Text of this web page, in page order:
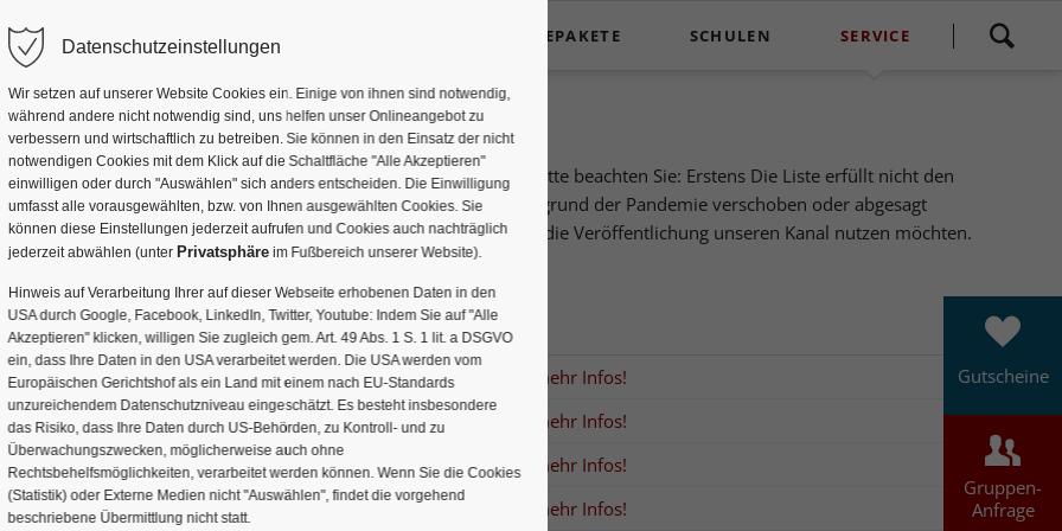
überspringen
RUNDFAHRTEN
Stadtrundfahrt Dresden
Lustige Stadtrundfahrt Dresden
Lustige Dampferkaffeefahrt
Kutschfahrt in Dresden
Kutschfahrt in Moritzburg
Künstler Dresden
Animation & Theater
Bühne & Show
Event & Empfang
Tischanimation und Musik
Erlebnisstationen
Produktpräsentation & Modenschau
REISEPAKETE
Reisepaket - Gruppen
Reisepaket - Individuell
SCHULEN SERVICE
Nachrichten
Partner
Gutscheine
Gruppen-
Anfrage
für 2021 Teil 2
Veranstaltungen in Dresden und seines Umlandes geben. Bitte beachten Sie: Erstens Die Liste erfüllt nicht den
zum Zeitpunkt der Veröffentlichung dieser Mitteilung aufgrund der Pandemie verschoben oder abgesagt
wenn Sie uns weitere wichtige Veranstaltungen mitteilen und für die Veröffentlichung unseren Kanal nutzen möchten.
Festival
...mehr Infos!
Laubegast - der genaue Termin steht noch nicht fest
...mehr Infos!
Stadtteilfest - der genaue Termin steht noch nicht fest
...mehr Infos!
– Das Dresdner Stadtfest
...mehr Infos!
Datenschutzeinstellungen
Wir setzen auf unserer Website Cookies ein. Einige von ihnen sind notwendig,
während andere nicht notwendig sind, uns helfen unser Onlineangebot zu
verbessern und wirtschaftlich zu betreiben. Sie können in den Einsatz der nicht
notwendigen Cookies mit dem Klick auf die Schaltfläche "Alle Akzeptieren"
einwilligen oder durch "Auswählen" sich anders entscheiden. Die Einwilligung
umfasst alle vorausgewählten, bzw. von Ihnen ausgewählten Cookies. Sie
können diese Einstellungen jederzeit aufrufen und Cookies auch nachträglich
jederzeit abwählen (unter Privatsphäreim Fußbereich unserer Website).
Hinweis auf Verarbeitung Ihrer auf dieser Webseite erhobenen Daten in den
USA durch Google, Facebook, LinkedIn, Twitter, Youtube: Indem Sie auf "Alle
Akzeptieren" klicken, willigen Sie zugleich gem. Art. 49 Abs. 1 S. 1 lit. a DSGVO
ein, dass Ihre Daten in den USA verarbeitet werden. Die USA werden vom
Europäischen Gerichtshof als ein Land mit einem nach EU-Standards
unzureichendem Datenschutzniveau eingeschätzt. Es besteht insbesondere
das Risiko, dass Ihre Daten durch US-Behörden, zu Kontroll- und zu
Überwachungszwecken, möglicherweise auch ohne
Rechtsbehelfsmöglichkeiten, verarbeitet werden können. Wenn Sie die Cookies
(Statistik) oder Externe Medien nicht "Auswählen", findet die vorgehend
beschriebene Übermittlung nicht statt.